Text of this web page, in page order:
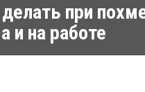
при
и на работе